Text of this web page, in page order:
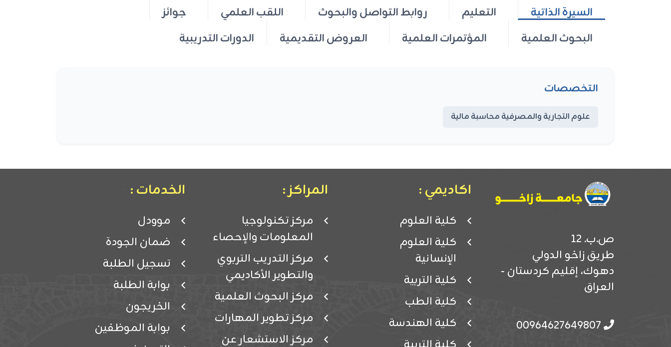
السيرة الذاتية التعليم روابط التواصل والبحوث اللقب العلمي
جوائز
البحوث العلمية
المؤتمرات العلمية العروض التقديمية الدورات التدريبية
التخصصات
علوم التجارية والمصرفية محاسبة مالية
ص.ب. 12
طريق زاخو الدولي
دهوك، إقليم كردستان -
العراق
اكاديمي :
كلية العلوم
كلية العلوم
الإنسانية
كلية التربية
كلية الطب
كلية الهندسة
المراكز :
مركز تكنولوجيا
المعلومات والإحصاء
مركز التدريب التربوي
والتطوير الأكاديمي
مركز البحوث العلمية
مركز تطوير المهارات
مركز الاستشعار عن
الخدمات :
موودل
ضمان الجودة
تسجيل الطلبة
بوابة الطلبة
الخريجون
بوابة الموظفين